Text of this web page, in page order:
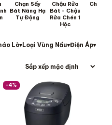
Chạn Sấy
Bát Nâng Hạ
Tự Động
Chậu Rửa
Bát - Chậu
Rửa Chén 1
Hộc
Chậu
Lò Loại Vùng Nấu Điện Áp
-4%